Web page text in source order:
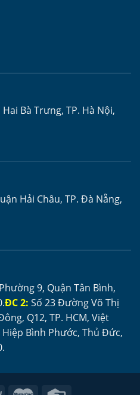
Bà Trưng, TP. Hà Nội,
Hải Châu, TP. Đà Nẵng,
9, Quận Tân Bình,
ĐC 2: Số 23 Đường Võ Thị
Q12, TP. HCM, Việt
Bình Phước, Thủ Đức,